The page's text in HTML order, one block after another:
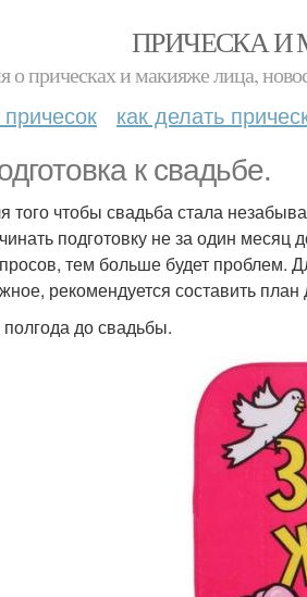
ПРИЧЕСКА
о прическах и макияже лица,
как делать
к свадьбе.
того чтобы свадьба стала
подготовку не за один
тем больше будет проблем.
рекомендуется составить
до свадьбы.